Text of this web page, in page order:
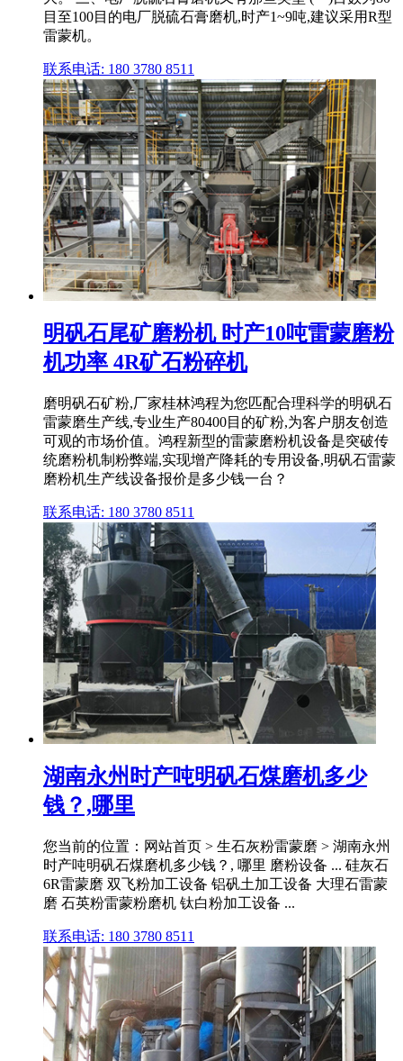
目至100目的电厂脱硫石膏磨机,时产1~9吨,建议采用R型
雷蒙机。
联系电话: 180 3780 8511
明矾石尾矿磨粉机 时产10吨雷蒙磨粉
机功率 4R矿石粉碎机
磨明矾石矿粉,厂家桂林鸿程为您匹配合理科学的明矾石
雷蒙磨生产线,专业生产80400目的矿粉,为客户朋友创造
可观的市场价值。鸿程新型的雷蒙磨粉机设备是突破传
统磨粉机制粉弊端,实现增产降耗的专用设备,明矾石雷蒙
磨粉机生产线设备报价是多少钱一台？
联系电话: 180 3780 8511
湖南永州时产吨明矾石煤磨机多少
钱？,哪里
您当前的位置：网站首页 > 生石灰粉雷蒙磨 > 湖南永州
时产吨明矾石煤磨机多少钱？, 哪里 磨粉设备 ... 硅灰石
6R雷蒙磨 双飞粉加工设备 铝矾土加工设备 大理石雷蒙
磨 石英粉雷蒙粉磨机 钛白粉加工设备 ...
联系电话: 180 3780 8511